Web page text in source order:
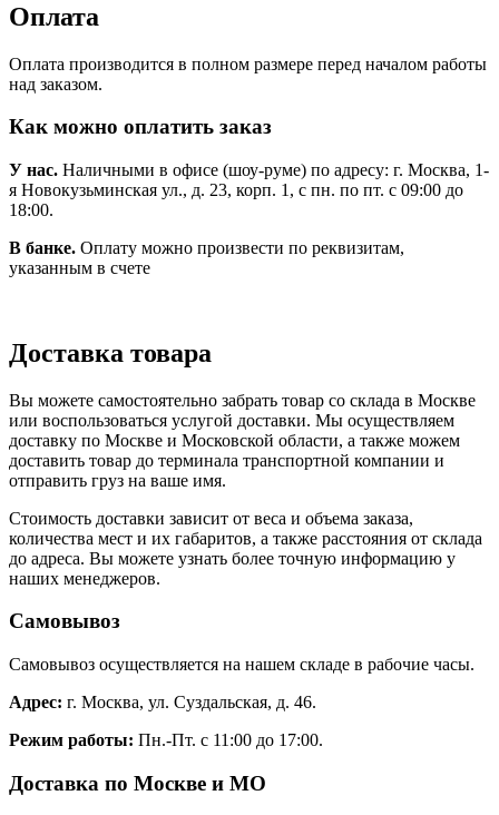
Оплата
Оплата производится в полном размере перед началом работы
над заказом.
Как можно оплатить заказ
У нас. Наличными в офисе (шоу-руме) по адресу: г. Москва, 1-
я Новокузьминская ул., д. 23, корп. 1, с пн. по пт. с 09:00 до
18:00.
В банке. Оплату можно произвести по реквизитам,
указанным в счете
Доставка товара
Вы можете самостоятельно забрать товар со склада в Москве
или воспользоваться услугой доставки. Мы осуществляем
доставку по Москве и Московской области, а также можем
доставить товар до терминала транспортной компании и
отправить груз на ваше имя.
Стоимость доставки зависит от веса и объема заказа,
количества мест и их габаритов, а также расстояния от склада
до адреса. Вы можете узнать более точную информацию у
наших менеджеров.
Самовывоз
Самовывоз осуществляется на нашем складе в рабочие часы.
Адрес: г. Москва, ул. Суздальская, д. 46.
Режим работы: Пн.-Пт. с 11:00 до 17:00.
Доставка по Москве и МО